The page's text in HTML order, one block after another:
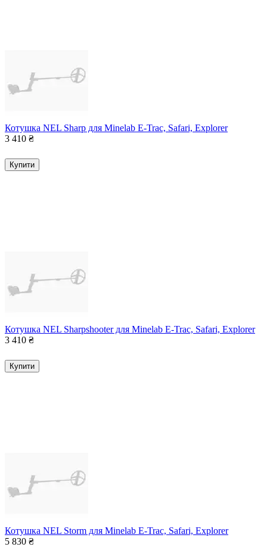
Котушка NEL Sharp для Minelab E-Trac, Safari, Explorer
3 410 ₴
Купити
Котушка NEL Sharpshooter для Minelab E-Trac, Safari, Explorer
3 410 ₴
Купити
Котушка NEL Storm для Minelab E-Trac, Safari, Explorer
5 830 ₴